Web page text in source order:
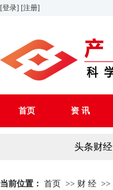
[登录] [注册]
首页 资 讯
头条财经
当前位置： 首页 >> 财 经 >>